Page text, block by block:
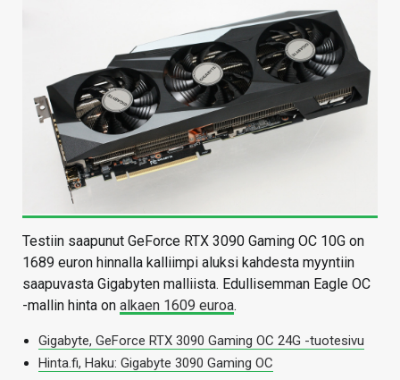
Testiin saapunut GeForce RTX 3090 Gaming OC 10G on
1689 euron hinnalla kalliimpi aluksi kahdesta myyntiin
saapuvasta Gigabyten malliista. Edullisemman Eagle OC
-mallin hinta on alkaen 1609 euroa.
Gigabyte, GeForce RTX 3090 Gaming OC 24G -tuotesivu
Hinta.fi, Haku: Gigabyte 3090 Gaming OC